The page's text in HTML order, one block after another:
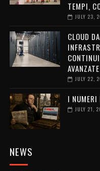
TEMPI,
JULY 23,
CLOUD
AVANZATE
JULY 22,
I
JULY 21,
NEWS